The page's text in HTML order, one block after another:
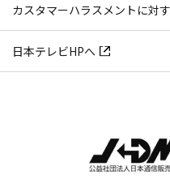
カスタマーハラスメントに対
日本テレビHPへ